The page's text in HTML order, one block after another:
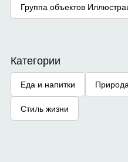
Группа объектов
Категории
Еда и напитки
Стиль жизни